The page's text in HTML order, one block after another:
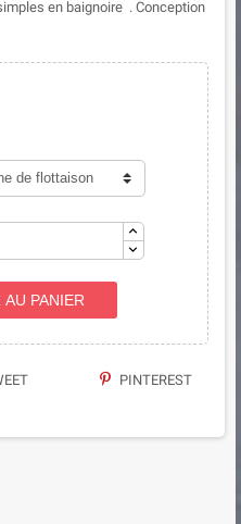
en baignoire . Conception
PANIER
PINTEREST